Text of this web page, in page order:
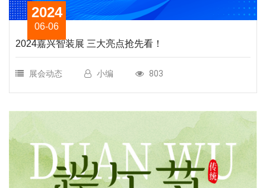
2024
06-06
2024嘉兴智装展 三大亮点抢先看！
展会动态 小编 803